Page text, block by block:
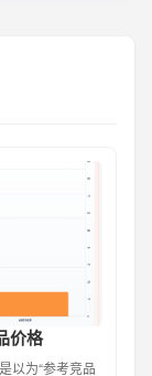
价格
以为“参考竞品